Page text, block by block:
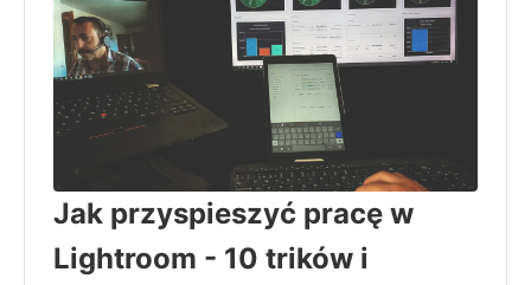
Jak przyspieszyć pracę w
Lightroom - 10 trików i